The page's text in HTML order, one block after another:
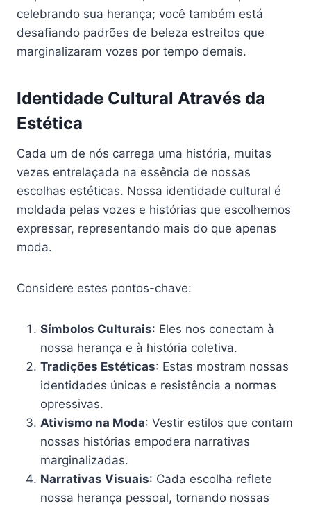
celebrando sua herança; você também está
desafiando padrões de beleza estreitos que
marginalizaram vozes por tempo demais.
Identidade Cultural Através da
Estética
Cada um de nós carrega uma história, muitas
vezes entrelaçada na essência de nossas
escolhas estéticas. Nossa identidade cultural é
moldada pelas vozes e histórias que escolhemos
expressar, representando mais do que apenas
moda.
Considere estes pontos-chave:
Símbolos Culturais: Eles nos conectam à
nossa herança e à história coletiva.
Tradições Estéticas: Estas mostram nossas
identidades únicas e resistência a normas
opressivas.
Ativismo na Moda: Vestir estilos que contam
nossas histórias empodera narrativas
marginalizadas.
Narrativas Visuais: Cada escolha reflete
nossa herança pessoal, tornando nossas